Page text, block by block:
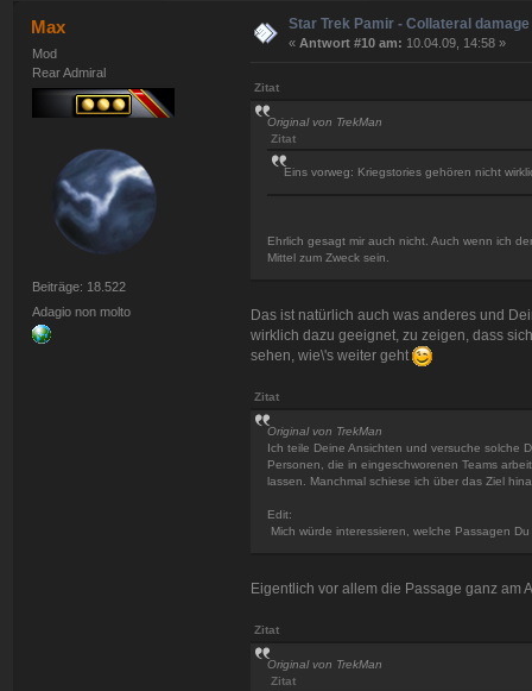
Max
Mod
Rear Admiral
Beiträge: 18.522
Adagio non molto
Star Trek Pamir - Collateral damage
« Antwort #10 am: 10.04.09, 14:58 »
Zitat
Original von TrekMan
Zitat
Eins vorweg: Kriegstories gehören nicht
Ehrlich gesagt mir auch nicht. Auch wenn ich
Mittel zum Zweck sein.
Das ist natürlich auch was anderes und
wirklich dazu geeignet, zu zeigen, dass
sehen, wie\'s weiter geht
Zitat
Original von TrekMan
Ich teile Deine Ansichten und versuche solche
Personen, die in eingeschworenen Teams
lassen. Manchmal schiese ich über das Ziel
Edit:
Mich würde interessieren, welche Passagen
Eigentlich vor allem die Passage ganz am
Zitat
Original von TrekMan
Zitat